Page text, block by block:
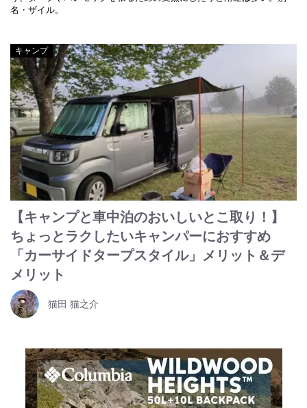
名・ザイル。
キャンプ
【キャンプと車中泊のおいしいとこ取り！】
ちょっとラクしたいキャンパーにおすすめ
「カーサイドタープスタイル」メリット＆デ
メリット
猫田 猫之介